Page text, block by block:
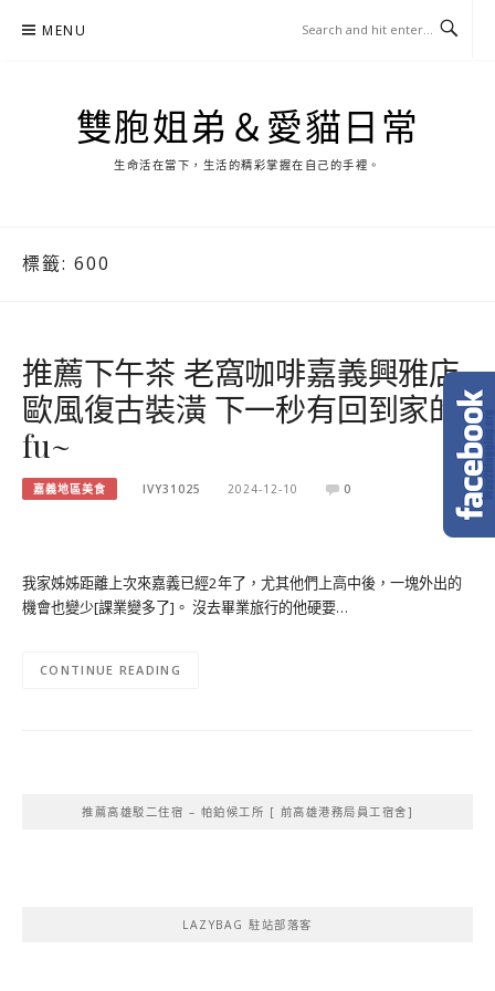
MENU
雙胞姐弟＆愛貓日常
生命活在當下，生活的精彩掌握在自己的手裡。
標籤: 600
推薦下午茶 老窩咖啡嘉義興雅店
歐風復古裝潢 下一秒有回到家的
fu~
嘉義地區美食 IVY31025 2024-12-10 0
我家姊姊距離上次來嘉義已經2年了，尤其他們上高中後，一塊外出的
機會也變少[課業變多了]。 沒去畢業旅行的他硬要…
CONTINUE READING
推薦高雄駁二住宿 – 帕鉑候工所 [ 前高雄港務局員工宿舍]
LAZYBAG 駐站部落客